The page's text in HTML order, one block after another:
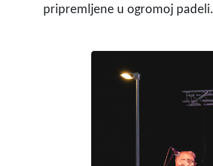
pripremljene u ogromoj padeli.